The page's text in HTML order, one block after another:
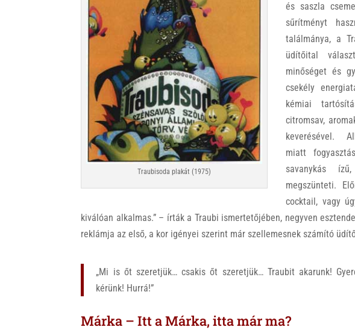
Traubisoda plakát (1975)
és saszla
sűrítményt
találmánya, a
üdítőital
minőséget és
csekély
kémiai
citromsav,
keverésével.
miatt
savanykás
megszünteti.
cocktail, vagy
kiválóan alkalmas.” – írták a Traubi ismertetőjében, negyven
reklámja az első, a kor igényei szerint már szellemesnek számító
„Mi is őt szeretjük… csakis őt szeretjük… Traubit akarunk!
kérünk! Hurrá!”
Márka – Itt a Márka, itta már ma?